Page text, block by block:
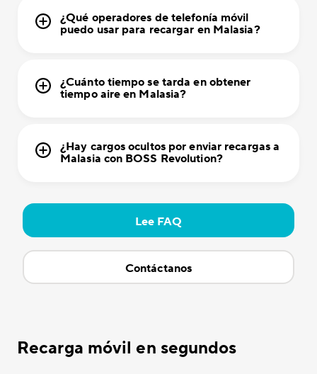
¿Qué operadores de telefonía móvil
puedo usar para recargar en Malasia?
¿Cuánto tiempo se tarda en obtener
tiempo aire en Malasia?
¿Hay cargos ocultos por enviar recargas a
Malasia con BOSS Revolution?
Lee FAQ
Contáctanos
Recarga móvil en segundos